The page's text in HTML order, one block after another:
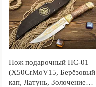
Нож подарочный НС-01
(X50CrMoV15, Берёзовый
кап, Латунь, Золочение